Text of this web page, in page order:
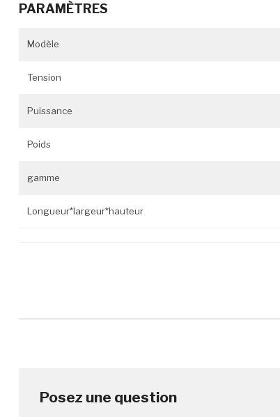
PARAMÈTRES
Modèle
Tension
Puissance
Poids
gamme
Longueur*largeur*hauteur
Posez une question